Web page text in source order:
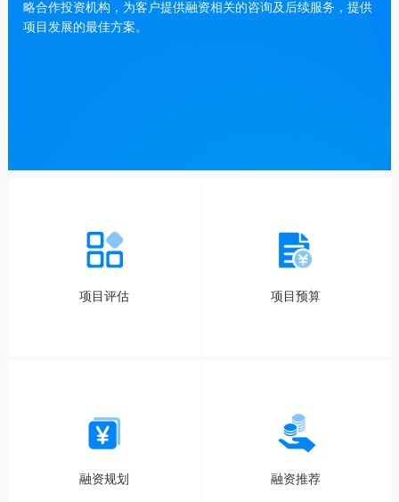
略合作投资机构，为客户提供融资相关的咨询及后续服务，提供
项目发展的最佳方案。
项目评估 项目预算
融资规划 融资推荐